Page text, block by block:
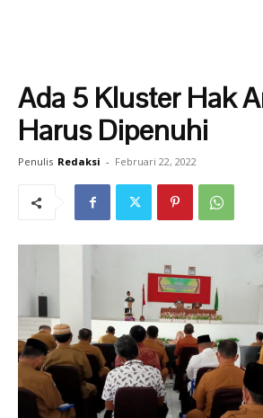
Ada 5 Kluster Hak
Harus Dipenuhi
Penulis Redaksi - Februari 22, 2022